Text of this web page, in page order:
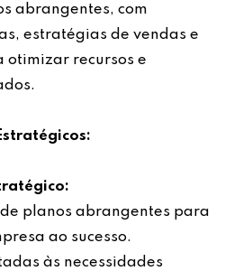
abrangentes, com
estratégias de vendas e
otimizar recursos e
planos abrangentes para
ao sucesso.
às necessidades